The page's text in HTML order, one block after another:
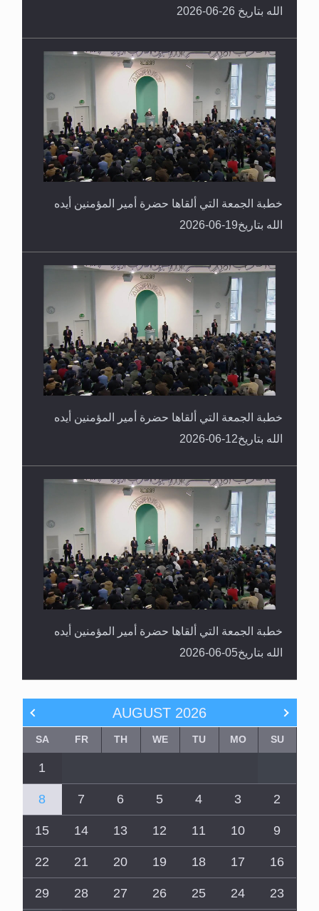
الله بتاريخ 26-06-2026
خطبة الجمعة التي ألقاها حضرة أمير المؤمنين أيده
الله بتاريخ19-06-2026
خطبة الجمعة التي ألقاها حضرة أمير المؤمنين أيده
الله بتاريخ12-06-2026
خطبة الجمعة التي ألقاها حضرة أمير المؤمنين أيده
الله بتاريخ05-06-2026
AUGUST 2026
SU
MO
TU
WE
TH
FR
SA
1
2
3
4
5
6
7
8
9
10
11
12
13
14
15
16
17
18
19
20
21
22
23
24
25
26
27
28
29